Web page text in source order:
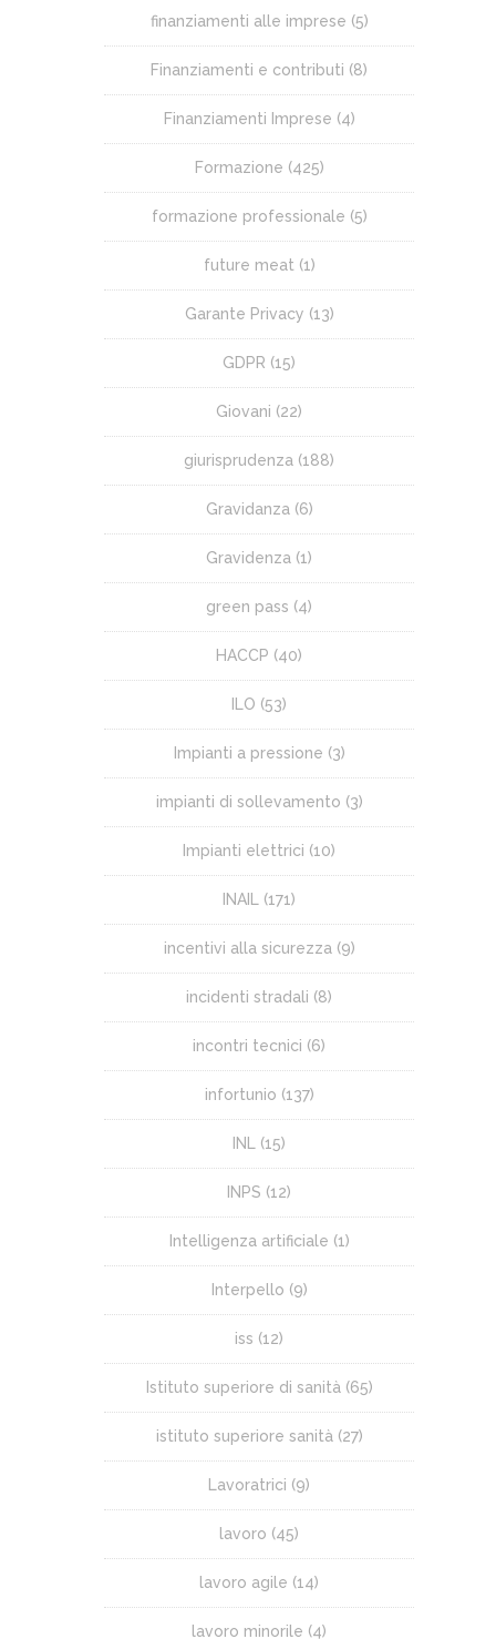
finanziamenti alle imprese (5)
Finanziamenti e contributi (8)
Finanziamenti Imprese (4)
Formazione (425)
formazione professionale (5)
future meat(1)
Garante Privacy (13)
GDPR (15)
Giovani (22)
giurisprudenza (188)
Gravidanza(6)
Gravidenza (1)
green pass (4)
HACCP (40)
ILO (53)
Impianti a pressione (3)
impianti di sollevamento (3)
Impianti elettrici (10)
INAIL (171)
incentivi alla sicurezza(9)
incidenti stradali (8)
incontri tecnici (6)
infortunio (137)
INL (15)
INPS (12)
Intelligenza artificiale (1)
Interpello (9)
iss (12)
Istituto superiore di sanità(65)
istituto superiore sanità(27)
Lavoratrici (9)
lavoro (45)
lavoro agile (14)
lavoro minorile (4)